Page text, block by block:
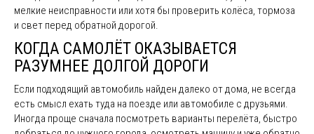
мелкие неисправности или хотя бы проверить колёса, тормоза
и свет перед обратной дорогой.
КОГДА САМОЛЁТ ОКАЗЫВАЕТСЯ
РАЗУМНЕЕ ДОЛГОЙ ДОРОГИ
Если подходящий автомобиль найден далеко от дома, не всегда
есть смысл ехать туда на поезде или автомобиле с друзьями.
Иногда проще сначала посмотреть варианты перелёта, быстро